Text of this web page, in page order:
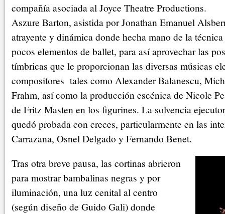
compañía asociada al Joyce Theatre Productions.
Aszure Barton, asistida por Jonathan Emanuel
atrayente y dinámica donde hecha mano de la
pocos elementos de ballet, para así aprovechar las
tímbricas que le proporcionan las diversas músicas
compositores tales como Alexander Balanescu,
Frahm, así como la producción escénica de Nicole
de Fritz Masten en los figurines. La solvencia
quedó probada con creces, particularmente en las
Carrazana, Osnel Delgado y Fernando Benet.
Tras otra breve pausa, las cortinas abrieron
para mostrar bambalinas negras y por
iluminación, una luz cenital al centro
(según diseño de Guido Gali) donde